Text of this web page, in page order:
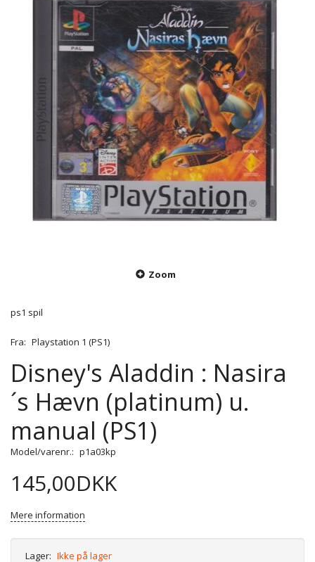
Zoom
ps1 spil
Fra: Playstation 1 (PS1)
Disney's Aladdin : Nasira
´s Hævn (platinum) u.
manual (PS1)
Model/varenr.: p1a03kp
145,00DKK
Mere information
Lager: Ikke på lager